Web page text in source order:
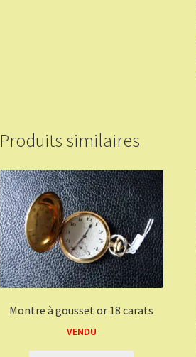
Produits similaires
Montre à gousset or 18 carats
VENDU